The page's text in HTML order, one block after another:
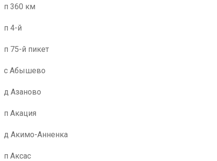
п 360 км
п 4-й
п 75-й пикет
с Абышево
д Азаново
п Акация
д Акимо-Анненка
п Аксас